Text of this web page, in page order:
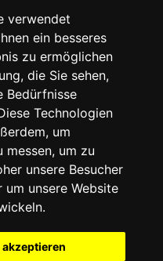
verwendet
ein besseres
zu ermöglichen
die Sie sehen,
Bedürfnisse
Technologien
um
messen, um zu
unsere Besucher
um unsere Website
akzeptieren